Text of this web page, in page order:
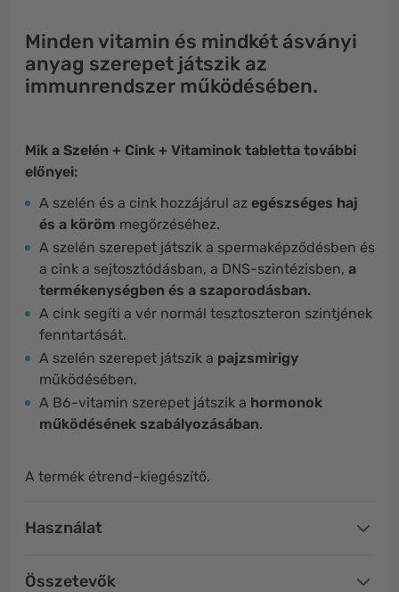
Minden vitamin és mindkét ásványi
anyag szerepet játszik az
immunrendszer működésében.
Mik a Szelén + Cink + Vitaminok tabletta további
előnyei:
A szelén és a cink hozzájárul az egészséges haj
és a köröm megőrzéséhez.
A szelén szerepet játszik a spermaképződésben és
a cink a sejtosztódásban, a DNS-szintézisben, a
termékenységben és a szaporodásban.
A cink segíti a vér normál tesztoszteron szintjének
fenntartását.
A szelén szerepet játszik a pajzsmirigy
működésében.
A B6-vitamin szerepet játszik a hormonok
működésének szabályozásában.
A termék étrend-kiegészítő.
Használat
Összetevők